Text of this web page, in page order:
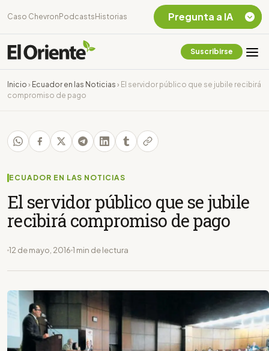
Caso Chevron Podcasts Historias
Suscribirse
Inicio › Ecuador en las Noticias › El servidor público que se jubile recibirá
compromiso de pago
ECUADOR EN LAS NOTICIAS
El servidor público que se jubile
recibirá compromiso de pago
12 de mayo, 2016 1 min de lectura
Pregunta a IA
Chevron Ecuador